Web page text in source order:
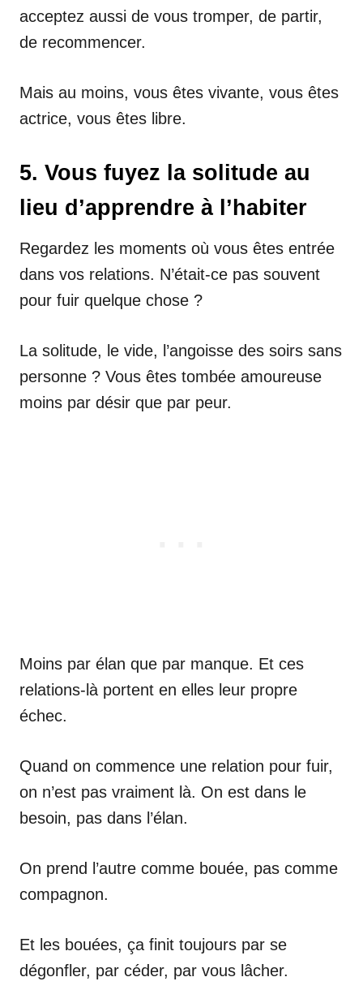
acceptez aussi de vous tromper, de partir,
de recommencer.
Mais au moins, vous êtes vivante, vous êtes
actrice, vous êtes libre.
5. Vous fuyez la solitude au
lieu d’apprendre à l’habiter
Regardez les moments où vous êtes entrée
dans vos relations. N’était-ce pas souvent
pour fuir quelque chose ?
La solitude, le vide, l’angoisse des soirs sans
personne ? Vous êtes tombée amoureuse
moins par désir que par peur.
Moins par élan que par manque. Et ces
relations-là portent en elles leur propre
échec.
Quand on commence une relation pour fuir,
on n’est pas vraiment là. On est dans le
besoin, pas dans l’élan.
On prend l’autre comme bouée, pas comme
compagnon.
Et les bouées, ça finit toujours par se
dégonfler, par céder, par vous lâcher.